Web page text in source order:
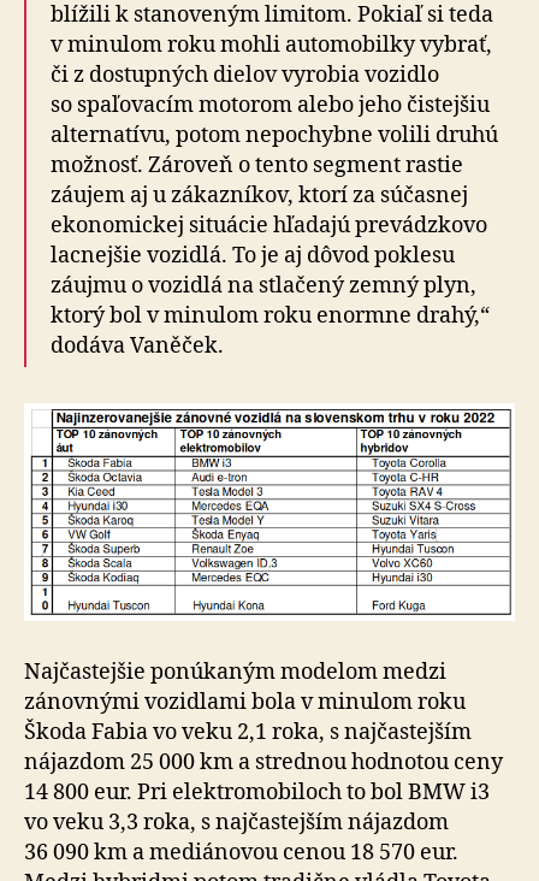
blížili k stanoveným limitom. Pokiaľ si teda
v minulom roku mohli automobilky vybrať,
či z dostupných dielov vyrobia vozidlo
so spaľovacím motorom alebo jeho čistejšiu
alternatívu, potom nepochybne volili druhú
možnosť. Zároveň o tento segment rastie
záujem aj u zákazníkov, ktorí za súčasnej
ekonomickej situácie hľadajú prevádzkovo
lacnejšie vozidlá. To je aj dôvod poklesu
záujmu o vozidlá na stlačený zemný plyn,
ktorý bol v minulom roku enormne drahý,“
dodáva Vaněček.
Najčastejšie ponúkaným modelom medzi
zánovnými vozidlami bola v minulom roku
Škoda Fabia vo veku 2,1 roka, s najčastejším
nájazdom 25 000 km a strednou hodnotou ceny
14 800 eur. Pri elektromobiloch to bol BMW i3
vo veku 3,3 roka, s najčastejším nájazdom
36 090 km a mediánovou cenou 18 570 eur.